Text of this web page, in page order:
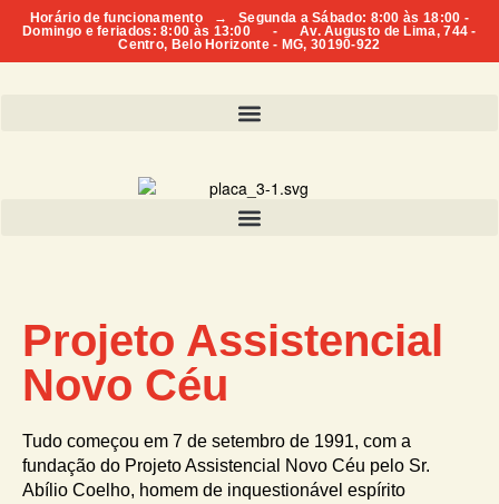
Horário de funcionamento → Segunda a Sábado: 8:00 às 18:00 -
Domingo e feriados: 8:00 às 13:00 - Av. Augusto de Lima, 744 -
Centro, Belo Horizonte - MG, 30190-922
Projeto Assistencial
Novo Céu
Tudo começou em 7 de setembro de 1991, com a
fundação do Projeto Assistencial Novo Céu pelo Sr.
Abílio Coelho, homem de inquestionável espírito